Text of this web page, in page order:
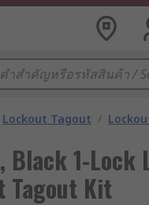
Lockout Tagout /
Black 1-Lock
Tagout Kit